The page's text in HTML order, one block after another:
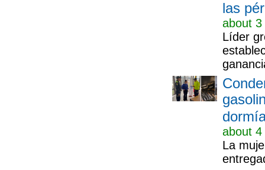
las
about
Líder
about
La